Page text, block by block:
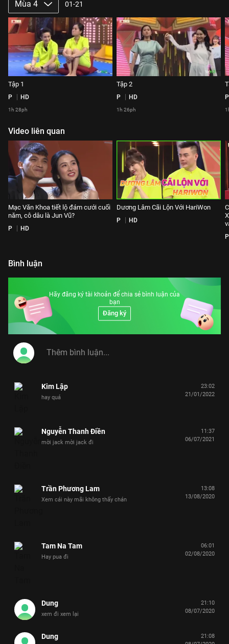
Mùa 4 01-21
Tập 1
P HD
1h 28ph
Tập 2
P HD
1h 26ph
P
Video liên quan
Mạc Văn Khoa tiết lộ đám cưới cuối
năm, cô dâu là Jun Vũ?
P HD
Dương Lâm Cãi Lộn Với HariWon
P HD
P
Bình luận
Hãy đăng ký tài khoản để chia sẻ bình luận của
bạn
Đăng ký
Kim Lập
hay quá
23:02
21/01/2022
Nguyễn Thanh Điền
mời jack mời jack đi
11:37
06/07/2021
Trần Phương Lam
Xem cái này mãi không thấy chán
13:08
13/08/2020
Tam Na Tam
Hay pua đi
06:01
02/08/2020
Dung
xem đi xem lại
21:10
08/07/2020
Dung
21:08